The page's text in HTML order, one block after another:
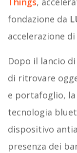
fondazione da
accelerazione
Dopo il lancio di
di ritrovare
e portafoglio,
tecnologia
dispositivo
presenza dei